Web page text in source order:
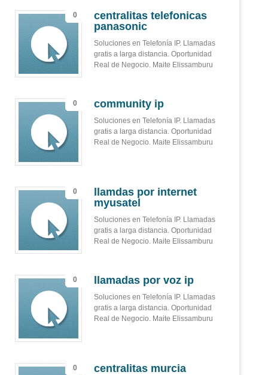
0
centralitas telefonicas
panasonic
Soluciones en Telefonía IP. Llamadas
gratis a larga distancia. Oportunidad
Real de Negocio. Maite Elissamburu
0 community ip
Soluciones en Telefonía IP. Llamadas
gratis a larga distancia. Oportunidad
Real de Negocio. Maite Elissamburu
0
llamdas por internet
myusatel
Soluciones en Telefonía IP. Llamadas
gratis a larga distancia. Oportunidad
Real de Negocio. Maite Elissamburu
0 llamadas por voz ip
Soluciones en Telefonía IP. Llamadas
gratis a larga distancia. Oportunidad
Real de Negocio. Maite Elissamburu
0 centralitas murcia